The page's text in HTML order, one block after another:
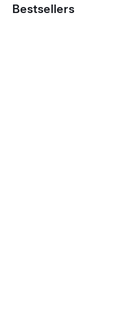
Bestsellers